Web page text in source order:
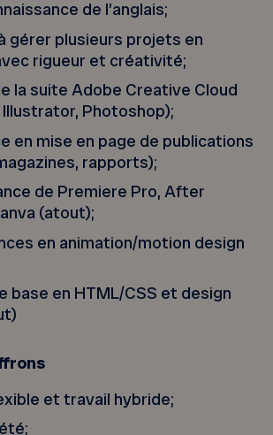
de l’anglais;
gérer plusieurs projets en
rigueur et créativité;
la suite Adobe Creative Cloud
Illustrator, Photoshop);
en mise en page de publications
rapports);
de Premiere Pro, After
(atout);
en animation/motion design
base en HTML/CSS et design
et travail hybride;